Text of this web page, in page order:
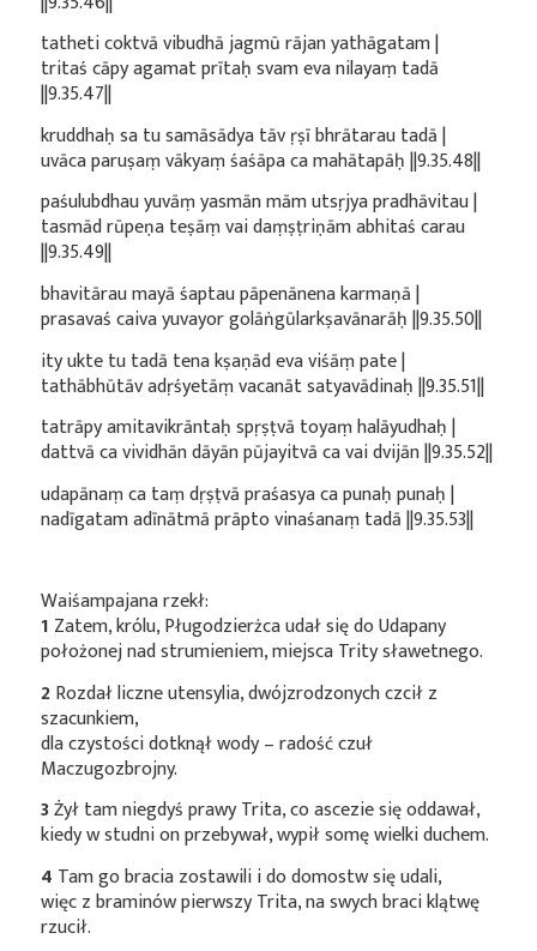
tatheti coktvā vibudhā jagmū rājan yathāgatam |
tritaś cāpy agamat prītaḥ svam eva nilayaṃ tadā
||9.35.47||
kruddhaḥ sa tu samāsādya tāv ṛṣī bhrātarau tadā |
uvāca paruṣaṃ vākyaṃ śaśāpa ca mahātapāḥ ||9.35.48||
paśulubdhau yuvāṃ yasmān mām utsṛjya pradhāvitau |
tasmād rūpeṇa teṣāṃ vai daṃṣṭriṇām abhitaś carau
||9.35.49||
bhavitārau mayā śaptau pāpenānena karmaṇā |
prasavaś caiva yuvayor golāṅgūlarkṣavānarāḥ ||9.35.50||
ity ukte tu tadā tena kṣaṇād eva viśāṃ pate |
tathābhūtāv adṛśyetāṃ vacanāt satyavādinaḥ ||9.35.51||
tatrāpy amitavikrāntaḥ spṛṣṭvā toyaṃ halāyudhaḥ |
dattvā ca vividhān dāyān pūjayitvā ca vai dvijān ||9.35.52||
udapānaṃ ca taṃ dṛṣṭvā praśasya ca punaḥ punaḥ |
nadīgatam adīnātmā prāpto vinaśanaṃ tadā ||9.35.53||
Waiśampajana rzekł:
1 Zatem, królu, Pługodzierżca udał się do Udapany
położonej nad strumieniem, miejsca Trity sławetnego.
2Rozdał liczne utensylia, dwójzrodzonych czcił z
szacunkiem,
dla czystości dotknął wody – radość czuł
Maczugozbrojny.
3Żył tam niegdyś prawy Trita, co ascezie się oddawał,
kiedy w studni on przebywał, wypił somę wielki duchem.
4 Tam go bracia zostawili i do domostw się udali,
więc z braminów pierwszy Trita, na swych braci klątwę
rzucił.